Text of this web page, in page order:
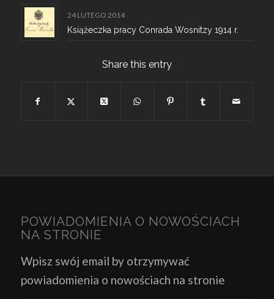
24 LUTEGO 2014
Książeczka pracy Conrada Wosnitzy 1914 r.
Share this entry
POWIADOMIENIA O NOWOŚCIACH
NA STRONIE
Wpisz swój email by otrzymywać
powiadomienia o nowościach na stronie